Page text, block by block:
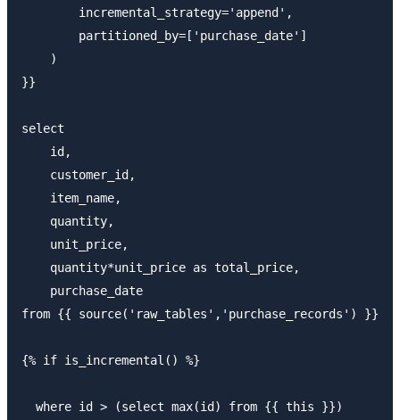
        incremental_strategy='append',
        partitioned_by=['purchase_date']
    )
}}
select
    id,
    customer_id,
    item_name,
    quantity,
    unit_price,
    quantity*unit_price as total_price,
    purchase_date
from {{ source('raw_tables','purchase_records') }}
{% if is_incremental() %}
  where id > (select max(id) from {{ this }})